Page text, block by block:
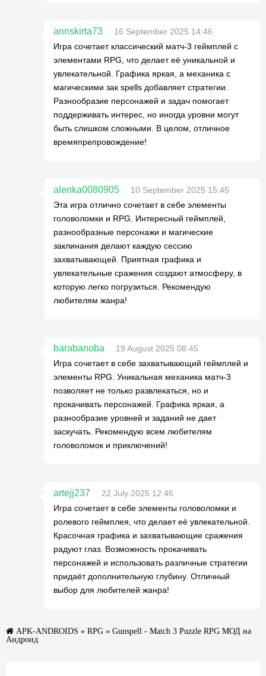
annskirta73
16 September 2025 14:46
Игра сочетает классический матч-3 геймплей с
элементами RPG, что делает её уникальной и
увлекательной. Графика яркая, а механика с
магическими зак spells добавляет стратегии.
Разнообразие персонажей и задач помогает
поддерживать интерес, но иногда уровни могут
быть слишком сложными. В целом, отличное
времяпрепровождение!
alenka0080905
10 September 2025 15:45
Эта игра отлично сочетает в себе элементы
головоломки и RPG. Интересный геймплей,
разнообразные персонажи и магические
заклинания делают каждую сессию
захватывающей. Приятная графика и
увлекательные сражения создают атмосферу, в
которую легко погрузиться. Рекомендую
любителям жанра!
barabanoba
19 August 2025 08:45
Игра сочетает в себе захватывающий геймплей и
элементы RPG. Уникальная механика матч-3
позволяет не только развлекаться, но и
прокачивать персонажей. Графика яркая, а
разнообразие уровней и заданий не дает
заскучать. Рекомендую всем любителям
головоломок и приключений!
artejj237
22 July 2025 12:46
Игра сочетает в себе элементы головоломки и
ролевого геймплея, что делает её увлекательной.
Красочная графика и захватывающие сражения
радуют глаз. Возможность прокачивать
персонажей и использовать различные стратегии
придаёт дополнительную глубину. Отличный
выбор для любителей жанра!
APK-ANDROIDS » RPG » Gunspell - Match 3 Puzzle RPG МОД на
Андроид